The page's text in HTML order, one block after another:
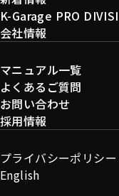
K-Garage PRO
会社情報
マニュアル一覧
よくあるご質問
お問い合わせ
採用情報
プライバシーポリシー
English